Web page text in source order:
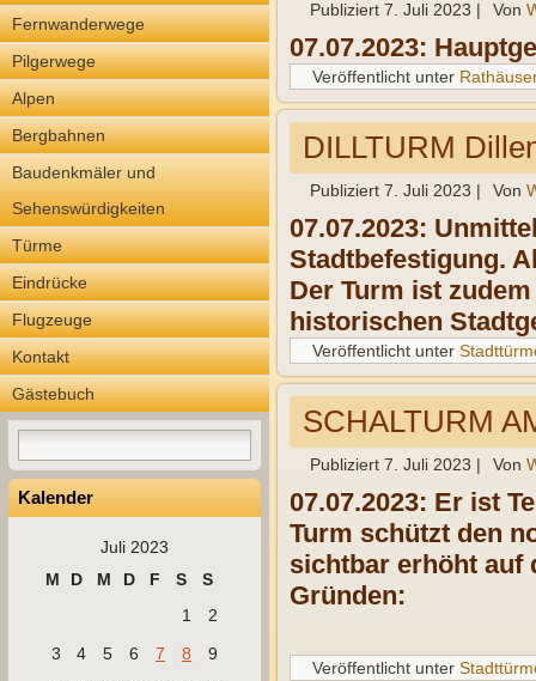
Fernwanderwege
Pilgerwege
Alpen
Bergbahnen
Baudenkmäler und
Sehenswürdigkeiten
Türme
Eindrücke
Flugzeuge
Kontakt
Gästebuch
Kalender
Juli 2023
M
D M D F S
S
1
2
3
4 5 6 7 8
9
Publiziert 7. Juli 2023 | Von
07.07.2023:
Veröffentlicht unter
DILLTURM
Publiziert 7. Juli 2023 | Von
07.07.2023:
Stadtbefestigung.
Der Turm ist
historischen
Veröffentlicht unter
SCHALTURM
Publiziert 7. Juli 2023 | Von
07.07.2023: Er ist
Turm schützt den
sichtbar erhöht auf
Gründen:
Veröffentlicht unter